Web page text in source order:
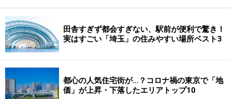
空きスペースをバイク駐車場に
田舎すぎず都会すぎない、駅前が便利で驚き！
実はすごい「埼玉」の住みやすい場所ベスト3
都心の人気住宅街が…？コロナ禍の東京で「地
価」が上昇・下落したエリアトップ10